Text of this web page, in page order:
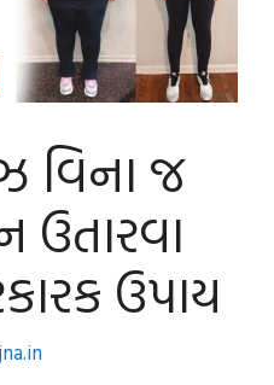
વિના જ
ઉપાય